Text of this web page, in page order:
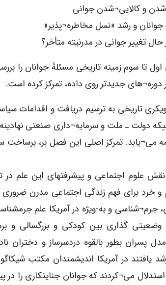
و کالایی¬شدن جوانی
و رشد «نسل مخاطره¬پذیر»
تغییر جوانی در مدرنیته متأخر؟
تا سوم زمینه تاریخی مسئلۀ جوانان را
دوره¬های جدیدتر روی داده، تمرکز کرده است.
تاریخی به ترسیم دریافت و اقدامات
دولت ـ ملت و سرمایه¬داری صنعتی
می¬یابد. تمرکز اصلی این فصل بر، برساخت
علوم اجتماعی و پیشرفتهای این علم در
و خرد برای فهم زندگی اجتماعی مدرن
جرم¬شناسی و به-ویژه در آمریکا علم
گذاری بین کودکی و بزرگسالی و
پسران بطور بالقوه دردسرساز و دختران
یافتند در آمریکا اندیشمندان مکتب
استدلال می¬کردند که جوانان جنایتکاری را در